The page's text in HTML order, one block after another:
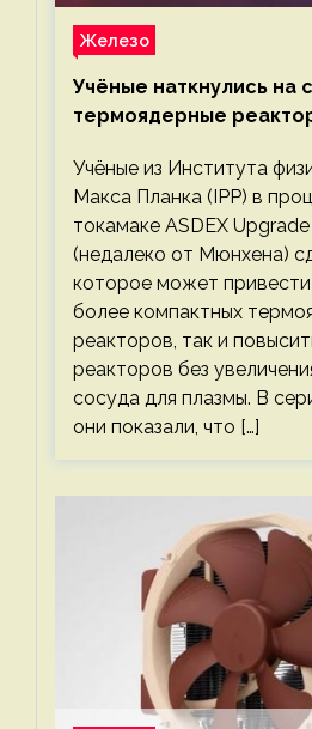
Железо
Учёные наткнулись на
термоядерные
Учёные из Института
Макса Планка (IPP) в
токамаке ASDEX
(недалеко от Мюнхена)
которое может
более компактных
реакторов, так и
реакторов без
сосуда для плазмы. В
они показали, что […]